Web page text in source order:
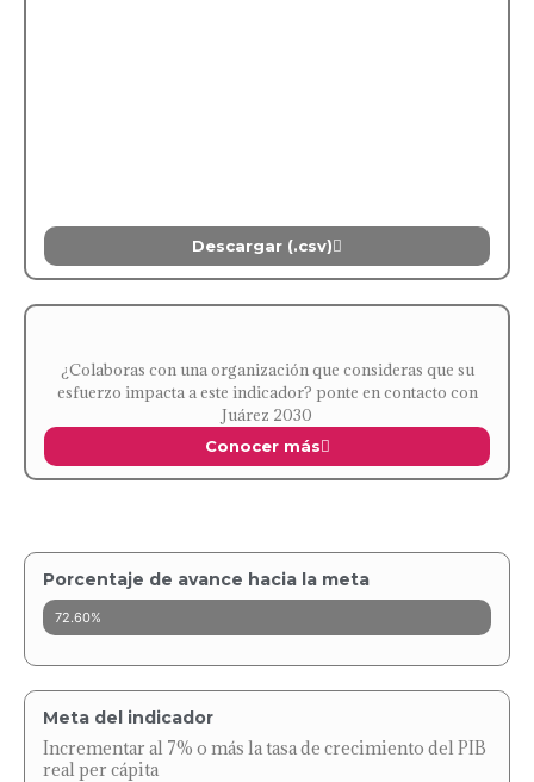
Porcentaje de avance hacia la meta
72.60%
Meta del indicador
Incrementar al 7% o más la tasa de crecimiento del PIB
real per cápita
Descargar (.csv)
¿Colaboras con una organización que consideras que su
esfuerzo impacta a este indicador? ponte en contacto con
Juárez 2030
Conocer más